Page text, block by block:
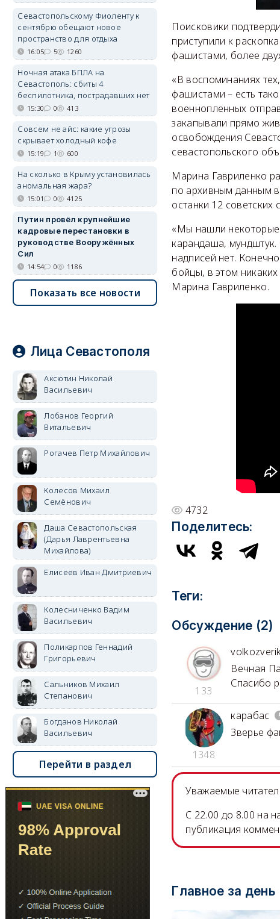
Поисковики
приступили к
фашистами, более
«В воспоминаниях
фашистами – есть
военнопленных
закапывали прямо
освобождения
севастопольского
Марина Гавриленко
по архивным данным
останки 12 советских
«Мы нашли некоторые
карандаша,
надписей нет.
бойцы, в этом
Марина Гавриленко.
4732
Поделитесь:
Теги:
Обсуждение (2)
133
Вечная
Спасибо
1348
карабас
Зверье
Уважаемые
C 22.00 до 8.00 на
публикация
Главное за день
Севастопольскому Фиоленту к
сентябрю обещают новое
пространство для отдыха
16:05 5 1260
Ночная атака БПЛА на
Севастополь: сбиты 4
беспилотника, пострадавших нет
15:30 0 413
Совсем не айс: какие угрозы
скрывает холодный кофе
15:19 1 600
На сколько в Крыму установилась
аномальная жара?
15:01 0 4125
Путин провёл крупнейшие
кадровые перестановки в
руководстве Вооружённых
Сил
14:54 0 1186
Показать все новости
Лица Севастополя
Аксютин Николай
Васильевич
Лобанов Георгий
Витальевич
Рогачев Петр Михайлович
Колесов Михаил
Семёнович
Даша Севастопольская
(Дарья Лаврентьевна
Михайлова)
Елисеев Иван Дмитриевич
Колесниченко Вадим
Васильевич
Поликарпов Геннадий
Григорьевич
Сальников Михаил
Степанович
Богданов Николай
Васильевич
Перейти в раздел